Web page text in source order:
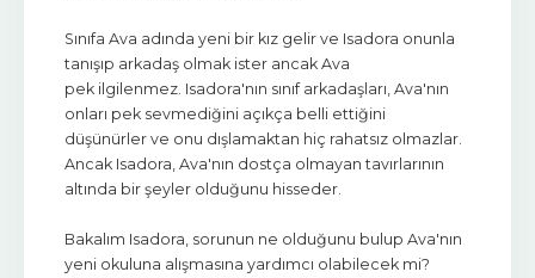
Sınıfa Ava adında yeni bir kız gelir ve Isadora onunla
tanışıp arkadaş olmak ister ancak Ava
pek ilgilenmez. Isadora'nın sınıf arkadaşları, Ava'nın
onları pek sevmediğini açıkça belli ettiğini
düşünürler ve onu dışlamaktan hiç rahatsız olmazlar.
Ancak Isadora, Ava'nın dostça olmayan tavırlarının
altında bir şeyler olduğunu hisseder.
Bakalım Isadora, sorunun ne olduğunu bulup Ava'nın
yeni okuluna alışmasına yardımcı olabilecek mi?